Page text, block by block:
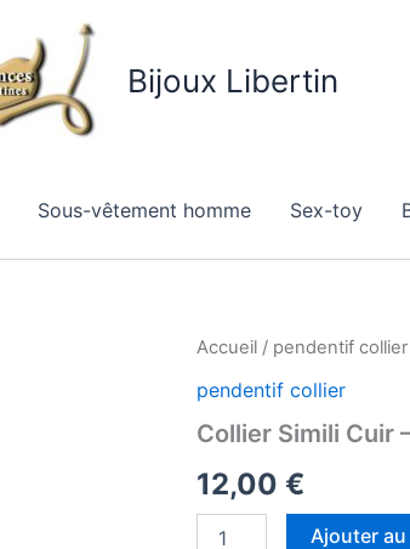
Bijoux Libertin
Sous-vêtement homme Sex-toy
Accueil / pendentif collier
pendentif collier
Collier Simili Cuir
12,00 €
quantité
Collier
Cuir
Symbole
Libertin
Ajouter